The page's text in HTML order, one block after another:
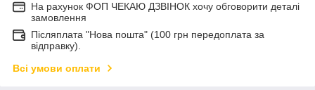
На рахунок ФОП ЧЕКАЮ ДЗВІНОК хочу обговорити деталі
замовлення
Післяплата "Нова пошта" (100 грн передоплата за
відправку).
Всі умови оплати